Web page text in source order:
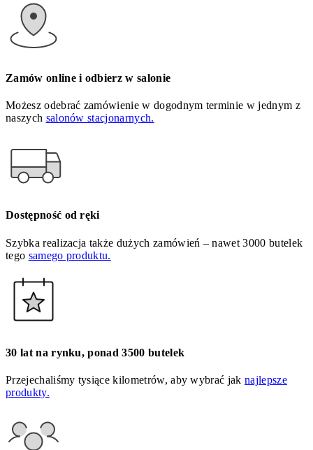
Zamów online i odbierz w salonie
Możesz odebrać zamówienie w dogodnym terminie w jednym z
naszych salonów stacjonarnych.
Dostępność od ręki
Szybka realizacja także dużych zamówień – nawet 3000 butelek
tego samego produktu.
30 lat na rynku, ponad 3500 butelek
Przejechaliśmy tysiące kilometrów, aby wybrać jaknajlepsze
produkty.